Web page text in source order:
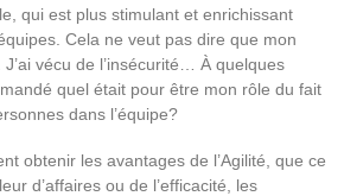
qui est plus stimulant et enrichissant
Cela ne veut pas dire que mon
vécu de l’insécurité… À quelques
quel était pour être mon rôle du fait
dans l’équipe?
obtenir les avantages de l’Agilité, que ce
d’affaires ou de l’efficacité, les